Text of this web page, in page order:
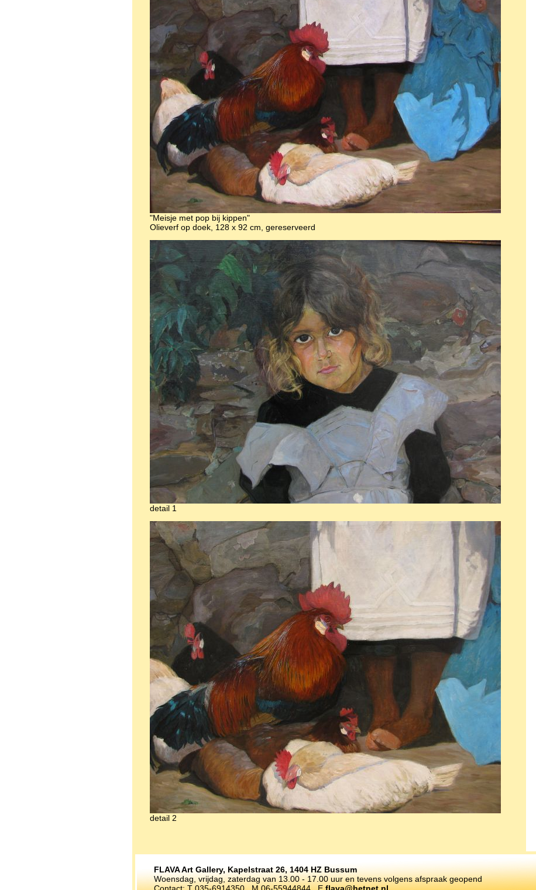
"Meisje met pop bij kippen"
Olieverf op doek, 128 x 92 cm, gereserveerd
detail 1
detail 2
FLAVA Art Gallery, Kapelstraat 26, 1404 HZ Bussum
Woensdag, vrijdag, zaterdag van 13.00 - 17.00 uur en tevens volgens afspraak geopend